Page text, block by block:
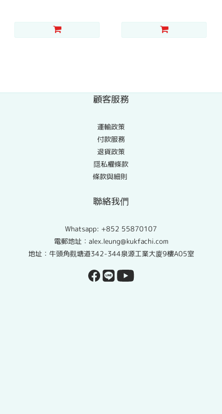
顧客服務
運輸政策
付款服務
退貨政策
隱私權條款
條款與細則
聯絡我們
Whatsapp: +852 55870107
電郵地址：alex.leung@kukfachi.com
地址：牛頭角觀塘道342-344泉源工業大廈9樓A05室